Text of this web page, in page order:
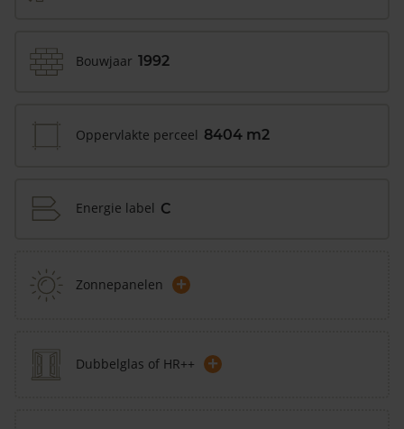
Bouwjaar 1992
Oppervlakte perceel 8404 m2
Energie label C
Zonnepanelen +
Dubbelglas of HR++ +